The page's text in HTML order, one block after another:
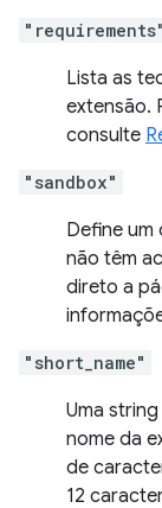
"requirements"
Lista as
extensão.
consulte
"sandbox"
Define
não têm
direto a
"short_name"
Uma
nome da
de
12